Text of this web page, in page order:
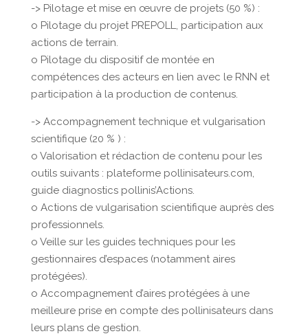
-> Pilotage et mise en œuvre de projets (50 %) :
o Pilotage du projet PREPOLL, participation aux
actions de terrain.
o Pilotage du dispositif de montée en
compétences des acteurs en lien avec le RNN et
participation à la production de contenus.
-> Accompagnement technique et vulgarisation
scientifique (20 % ) :
o Valorisation et rédaction de contenu pour les
outils suivants : plateforme pollinisateurs.com,
guide diagnostics pollinis’Actions.
o Actions de vulgarisation scientifique auprès des
professionnels.
o Veille sur les guides techniques pour les
gestionnaires d’espaces (notamment aires
protégées).
o Accompagnement d’aires protégées à une
meilleure prise en compte des pollinisateurs dans
leurs plans de gestion.